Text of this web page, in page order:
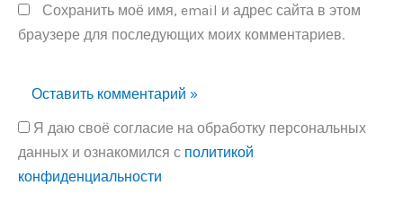
Сохранить моё имя, email и адрес сайта в этом
браузере для последующих моих комментариев.
Я даю своё согласие на обработку персональных
данных и ознакомился с политикой
конфиденциальности